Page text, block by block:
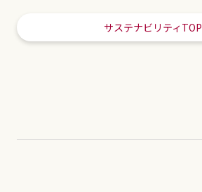
サステナビリティTOP